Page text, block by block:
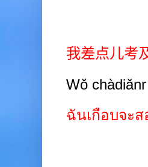
我差点儿考
Wǒ
ฉันเกือบจะส